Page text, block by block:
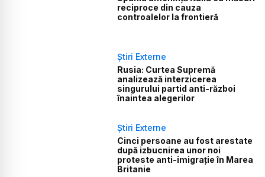
reciproce din cauza
controalelor la frontieră
Știri Externe
Rusia: Curtea Supremă
analizează interzicerea
singurului partid anti-război
înaintea alegerilor
Știri Externe
Cinci persoane au fost arestate
după izbucnirea unor noi
proteste anti-imigrație în Marea
Britanie